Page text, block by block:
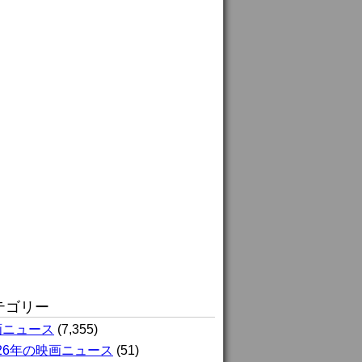
ゴリー
ュース (7,355)
年の映画ニュース (51)